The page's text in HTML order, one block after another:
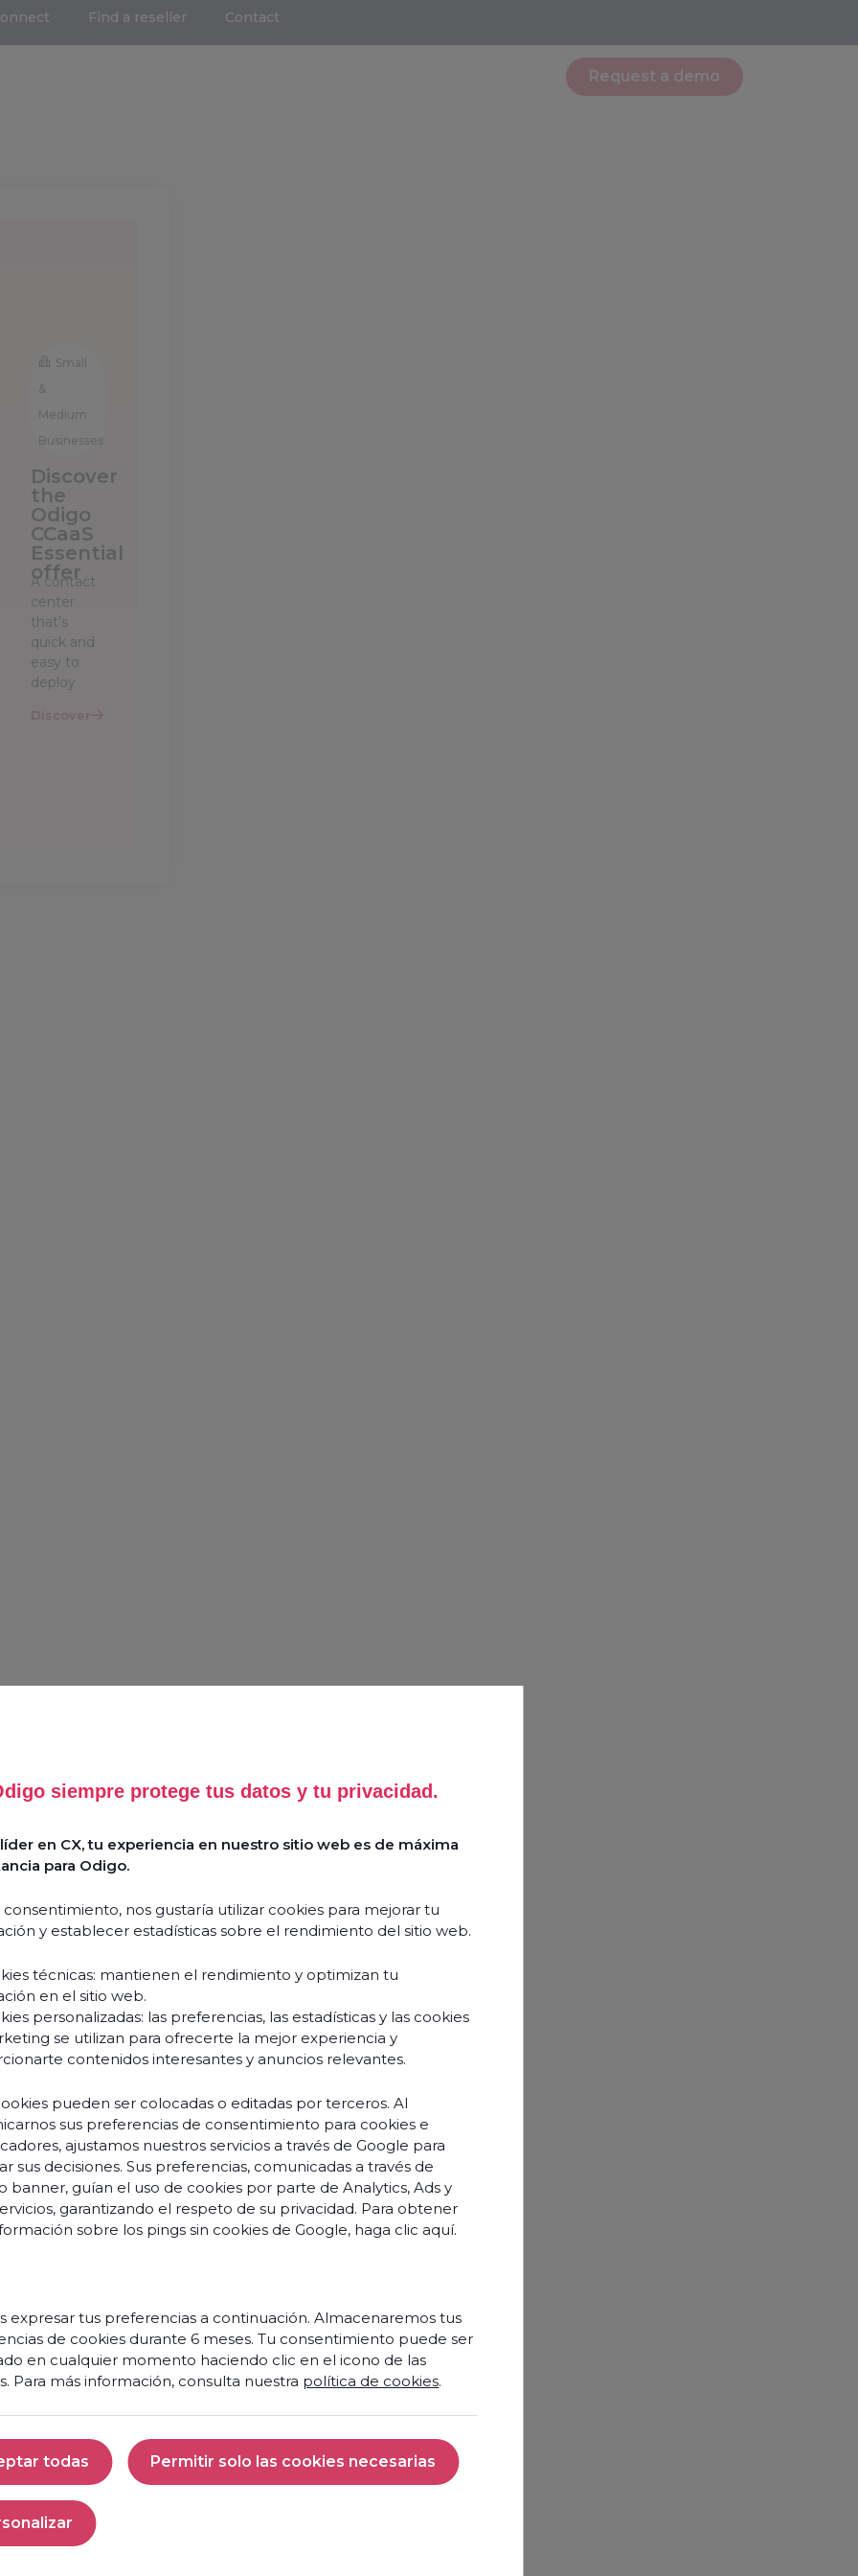
siempre protege tus datos y tu privacidad.
en CX, tu experiencia en nuestro sitio web es de máxima
para Odigo.
consentimiento, nos gustaría utilizar cookies para mejorar tu
y establecer estadísticas sobre el rendimiento del sitio web.
técnicas: mantienen el rendimiento y optimizan tu
en el sitio web.
personalizadas: las preferencias, las estadísticas y las cookies
se utilizan para ofrecerte la mejor experiencia y
contenidos interesantes y anuncios relevantes.
pueden ser colocadas o editadas por terceros. Al
sus preferencias de consentimiento para cookies e
ajustamos nuestros servicios a través de Google para
sus decisiones. Sus preferencias, comunicadas a través de
banner, guían el uso de cookies por parte de Analytics, Ads y
garantizando el respeto de su privacidad. Para obtener
sobre los pings sin cookies de Google, haga clic aquí.
expresar tus preferencias a continuación. Almacenaremos tus
de cookies durante 6 meses. Tu consentimiento puede ser
en cualquier momento haciendo clic en el icono de las
Para más información, consulta nuestra política de cookies.
todas
Aceptar todas
Permitir solo las cookies necesarias
Permitir solo las cookies necesarias
Personalizar
Find a reseller Contact
Small
&
Medium
Businesses
Discover
the
Odigo
CCaaS
Essential
offer
A contact
center
that’s
quick and
easy to
deploy
Discover
Request a demo